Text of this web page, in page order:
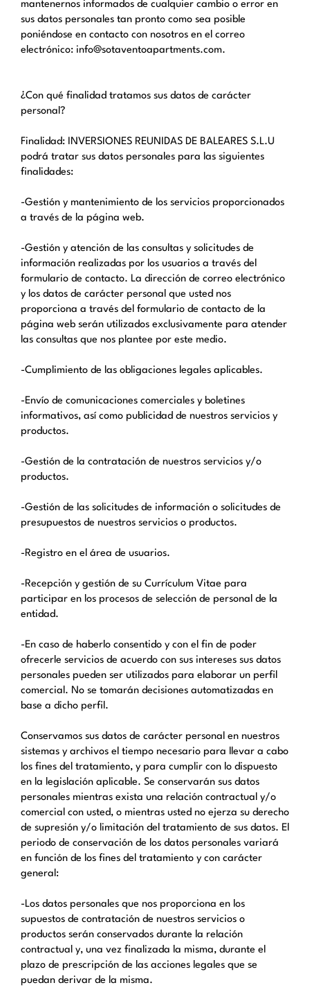
mantenernos informados de cualquier cambio o error en
sus datos personales tan pronto como sea posible
poniéndose en contacto con nosotros en el correo
electrónico: info@sotaventoapartments.com.
¿Con qué finalidad tratamos sus datos de carácter
personal?
Finalidad: INVERSIONES REUNIDAS DE BALEARES S.L.U
podrá tratar sus datos personales para las siguientes
finalidades:
-Gestión y mantenimiento de los servicios proporcionados
a través de la página web.
-Gestión y atención de las consultas y solicitudes de
información realizadas por los usuarios a través del
formulario de contacto. La dirección de correo electrónico
y los datos de carácter personal que usted nos
proporciona a través del formulario de contacto de la
página web serán utilizados exclusivamente para atender
las consultas que nos plantee por este medio.
-Cumplimiento de las obligaciones legales aplicables.
-Envío de comunicaciones comerciales y boletines
informativos, así como publicidad de nuestros servicios y
productos.
-Gestión de la contratación de nuestros servicios y/o
productos.
-Gestión de las solicitudes de información o solicitudes de
presupuestos de nuestros servicios o productos.
-Registro en el área de usuarios.
-Recepción y gestión de su Currículum Vitae para
participar en los procesos de selección de personal de la
entidad.
-En caso de haberlo consentido y con el fin de poder
ofrecerle servicios de acuerdo con sus intereses sus datos
personales pueden ser utilizados para elaborar un perfil
comercial. No se tomarán decisiones automatizadas en
base a dicho perfil.
Conservamos sus datos de carácter personal en nuestros
sistemas y archivos el tiempo necesario para llevar a cabo
los fines del tratamiento, y para cumplir con lo dispuesto
en la legislación aplicable. Se conservarán sus datos
personales mientras exista una relación contractual y/o
comercial con usted, o mientras usted no ejerza su derecho
de supresión y/o limitación del tratamiento de sus datos. El
periodo de conservación de los datos personales variará
en función de los fines del tratamiento y con carácter
general:
-Los datos personales que nos proporciona en los
supuestos de contratación de nuestros servicios o
productos serán conservados durante la relación
contractual y, una vez finalizada la misma, durante el
plazo de prescripción de las acciones legales que se
puedan derivar de la misma.